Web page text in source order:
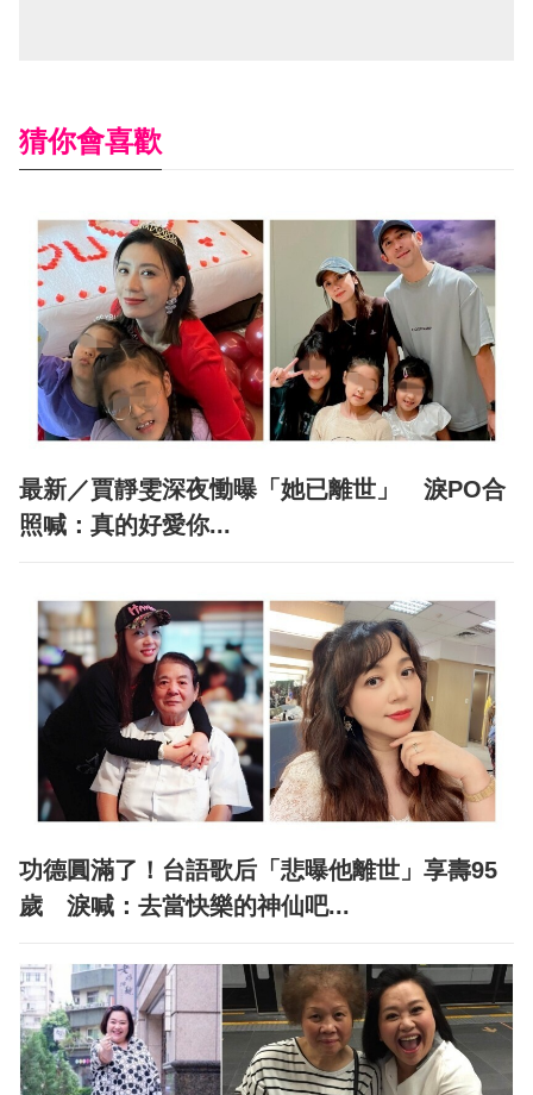
猜你會喜歡
最新／賈靜雯深夜慟曝「她已離世」 淚PO合
照喊：真的好愛你...
功德圓滿了！台語歌后「悲曝他離世」享壽95
歲 淚喊：去當快樂的神仙吧...